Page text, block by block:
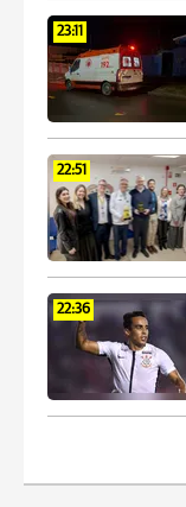
23:11
22:51
22:36